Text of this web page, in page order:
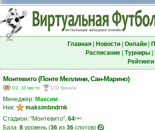
Главная| Новости| Онлайн|
Расписание| Турниры|
Рейтинги|
Монтевито (Понте Меллини, Сан-Марино)
D2, 10 место 1/32 финала
Менеджер: Максим
Ник:
maksimbndrnk
Стадион: "Монтевито", 64тыс.
База: 8 уровень (36 из 36 слотов)